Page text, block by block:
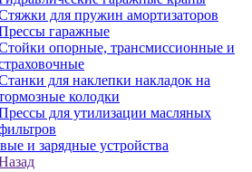
для пружин амортизаторов
гаражные
опорные, трансмиссионные и
для наклепки накладок на
колодки
для утилизации масляных
и зарядные устройства